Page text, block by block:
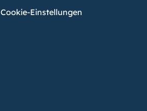
Cookie-Einstellungen